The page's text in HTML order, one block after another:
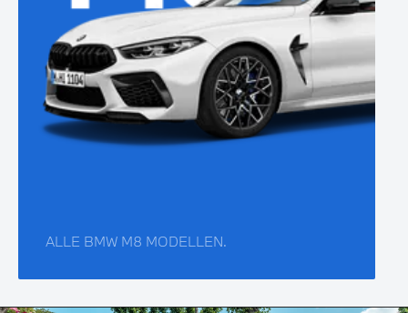
ALLE BMW M8 MODELLEN.